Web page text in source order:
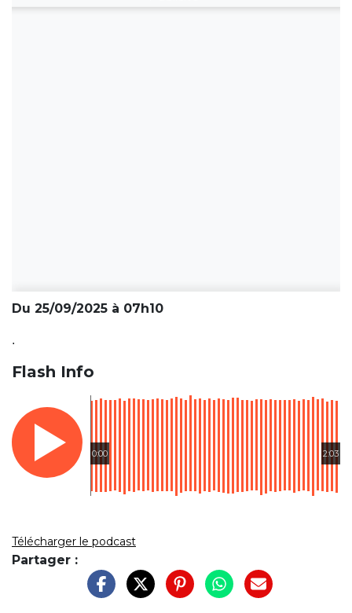
Du 25/09/2025 à 07h10
.
Flash Info
0:00 2:03
Télécharger le podcast
Partager :